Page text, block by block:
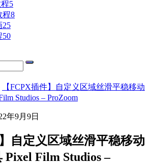
5
程8
25
50
【FCPX插件】自定义区域丝滑平稳移动
Studios – ProZoom
年9月9日
自定义区域丝滑平稳移动
Pixel Film Studios –